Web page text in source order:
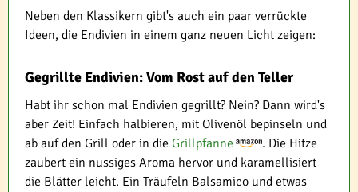
Neben den Klassikern gibt's auch ein paar verrückte
Ideen, die Endivien in einem ganz neuen Licht zeigen:
Gegrillte Endivien: Vom Rost auf den Teller
Habt ihr schon mal Endivien gegrillt? Nein? Dann wird's
aber Zeit! Einfach halbieren, mit Olivenöl bepinseln und
ab auf den Grill oder in die Grillpfanne
. Die Hitze
zaubert ein nussiges Aroma hervor und karamellisiert
die Blätter leicht. Ein Träufeln Balsamico und etwas